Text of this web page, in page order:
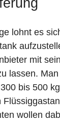
lohnt es
mit
lassen.
bis 500 kg
wollen